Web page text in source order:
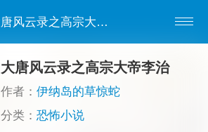
大唐风云录之高宗大帝李治
大唐风云录之高宗大帝李治
作者：伊纳岛的草惊蛇
分类：恐怖小说